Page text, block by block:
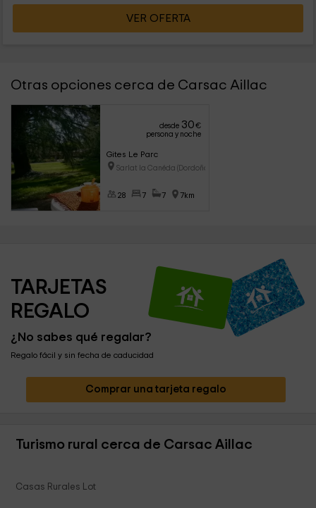
VER OFERTA
Otras opciones cerca de Carsac Aillac
desde 30€
persona y noche
Gites Le Parc
Sarlat la Canéda (Dordoña)
28 7 7 7km
TARJETAS
REGALO
¿No sabes qué regalar?
Regalo fácil y sin fecha de caducidad
Comprar una tarjeta regalo
Turismo rural cerca de Carsac Aillac
Casas Rurales Lot